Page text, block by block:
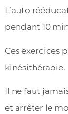
L’auto
pendant 10
Ces exercices
kinésithérapie.
Il ne faut
et arrêter le